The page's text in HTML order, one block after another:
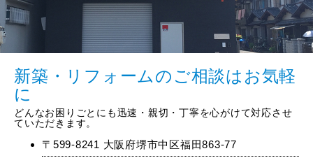
新築・リフォームのご相談はお気軽
に
どんなお困りごとにも迅速・親切・丁寧を心がけて対応させ
ていただきます。
〒599-8241 大阪府堺市中区福田863-77